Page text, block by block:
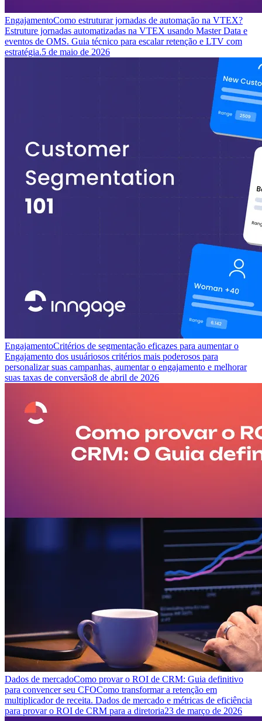
EngajamentoComo estruturar jornadas de automação na VTEX?
Estruture jornadas automatizadas na VTEX usando Master Data e
eventos de OMS. Guia técnico para escalar retenção e LTV com
estratégia.5 de maio de 2026
EngajamentoCritérios de segmentação eficazes para aumentar o
Engajamento dos usuáriosos critérios mais poderosos para
personalizar suas campanhas, aumentar o engajamento e melhorar
suas taxas de conversão8 de abril de 2026
Dados de mercadoComo provar o ROI de CRM: Guia definitivo
para convencer seu CFOComo transformar a retenção em
multiplicador de receita. Dados de mercado e métricas de eficiência
para provar o ROI de CRM para a diretoria23 de março de 2026